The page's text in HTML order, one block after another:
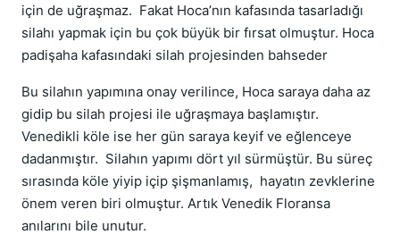
için de uğraşmaz. Fakat Hoca’nın kafasında tasarladığı
silahı yapmak için bu çok büyük bir fırsat olmuştur. Hoca
padişaha kafasındaki silah projesinden bahseder
Bu silahın yapımına onay verilince, Hoca saraya daha az
gidip bu silah projesi ile uğraşmaya başlamıştır.
Venedikli köle ise her gün saraya keyif ve eğlenceye
dadanmıştır. Silahın yapımı dört yıl sürmüştür. Bu süreç
sırasında köle yiyip içip şişmanlamış, hayatın zevklerine
önem veren biri olmuştur. Artık Venedik Floransa
anılarını bile unutur.